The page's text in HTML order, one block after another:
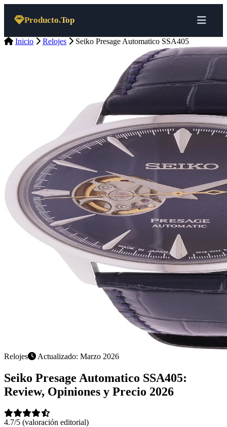
Producto.Top
Inicio Relojes Seiko Presage Automatico SSA405
Relojes Actualizado: Marzo 2026
Seiko Presage Automatico SSA405:
Review, Opiniones y Precio 2026
4.7/5 (valoración editorial)